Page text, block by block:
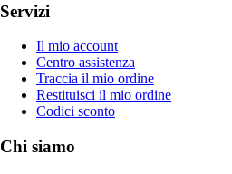
Servizi
Il mio account
Centro assistenza
Traccia il mio ordine
Restituisci il mio ordine
Codici sconto
Chi siamo